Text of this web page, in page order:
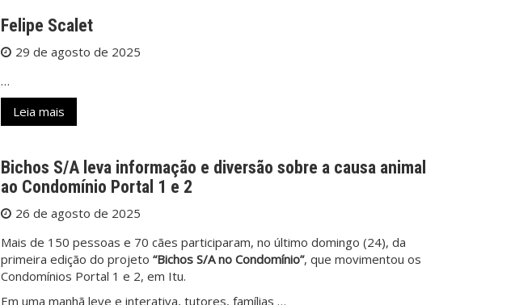
Felipe Scalet
29 de agosto de 2025
…
Leia mais
Bichos S/A leva informação e diversão sobre a causa animal
ao Condomínio Portal 1 e 2
26 de agosto de 2025
Mais de 150 pessoas e 70 cães participaram, no último domingo (24), da
primeira edição do projeto “Bichos S/A no Condomínio”, que movimentou os
Condomínios Portal 1 e 2, em Itu.
Em uma manhã leve e interativa, tutores, famílias …